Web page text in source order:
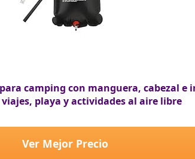
camping con manguera, cabezal
playa y actividades al aire libre
Ver Mejor Precio